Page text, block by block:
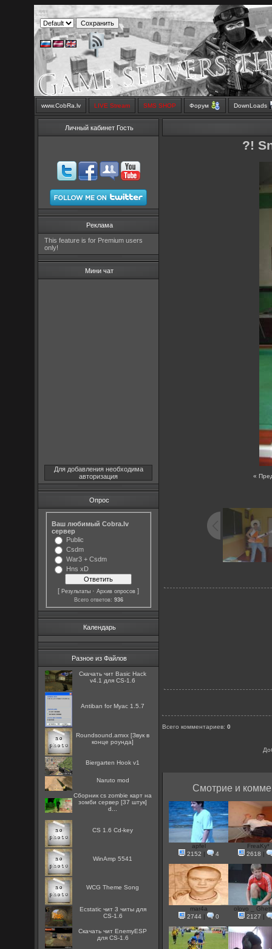
www.CobRa.lv LIVE Stream SMS SHOP Форум DownLoads
Личный кабинет Гость
Реклама
This feature is for Premium users
only!
Мини чат
Для добавления необходима
авторизация
Опрос
Ваш любимый Cobra.lv
сервер
Public
Csdm
War3 + Csdm
Hns xD
[Результаты ·Архив опросов ]
Всего ответов: 936
Календарь
Разное из Файлов
Скачать чит Basic Hack
v4.1 для CS-1.6
Antiban for Myac 1.5.7
Roundsound.amxx [Звук в
конце роунда]
Biergarten Hook v1
Naruto mod
Сборник cs zombie карт на
зомби сервер [37 штук]
d...
CS 1.6 Cd-key
WinAmp 5541
WCG Theme Song
Ecstatic чит 3 читы для
CS-1.6
Скачать чит EnemyESP
для CS-1.6
?!
«
Всего комментариев:0
Смотрие и
apfel
2152
4
FreaKy*
2618
mar4a
2744| 0
olovo _
2127